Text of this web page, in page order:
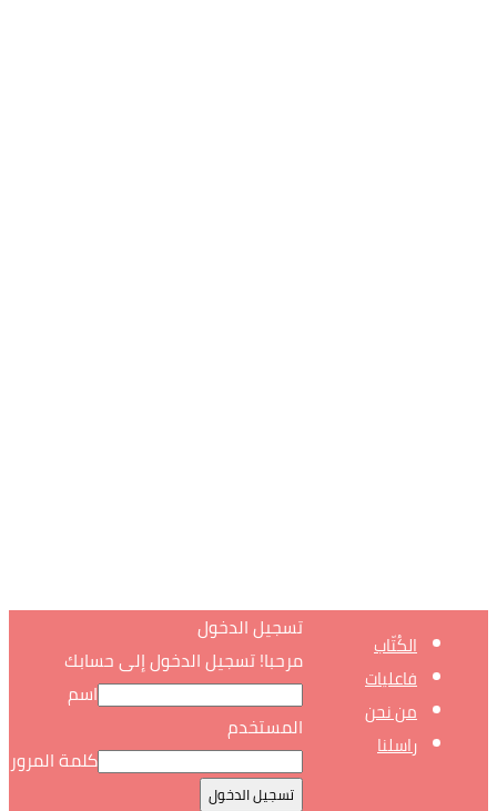
الكُتّاب
فاعليات
من نحن
راسلنا
تسجيل الدخول
مرحبا! تسجيل الدخول إلى حسابك
اسم
المستخدم
كلمة المرور